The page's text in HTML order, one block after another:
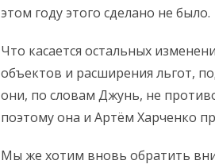
этом году этого сделано не было.
Что касается остальных
объектов и расширения льгот,
они, по словам Джунь, не
поэтому она и Артём Харченко
Мы же хотим вновь обратить